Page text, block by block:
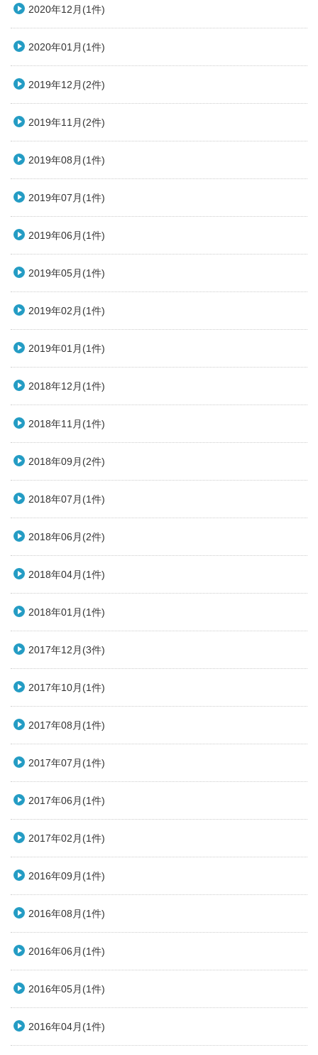
2020年12月(1件)
2020年01月(1件)
2019年12月(2件)
2019年11月(2件)
2019年08月(1件)
2019年07月(1件)
2019年06月(1件)
2019年05月(1件)
2019年02月(1件)
2019年01月(1件)
2018年12月(1件)
2018年11月(1件)
2018年09月(2件)
2018年07月(1件)
2018年06月(2件)
2018年04月(1件)
2018年01月(1件)
2017年12月(3件)
2017年10月(1件)
2017年08月(1件)
2017年07月(1件)
2017年06月(1件)
2017年02月(1件)
2016年09月(1件)
2016年08月(1件)
2016年06月(1件)
2016年05月(1件)
2016年04月(1件)